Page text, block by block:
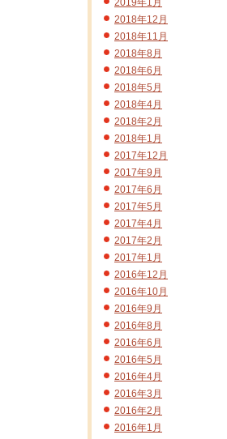
2019年1月
2018年12月
2018年11月
2018年8月
2018年6月
2018年5月
2018年4月
2018年2月
2018年1月
2017年12月
2017年9月
2017年6月
2017年5月
2017年4月
2017年2月
2017年1月
2016年12月
2016年10月
2016年9月
2016年8月
2016年6月
2016年5月
2016年4月
2016年3月
2016年2月
2016年1月